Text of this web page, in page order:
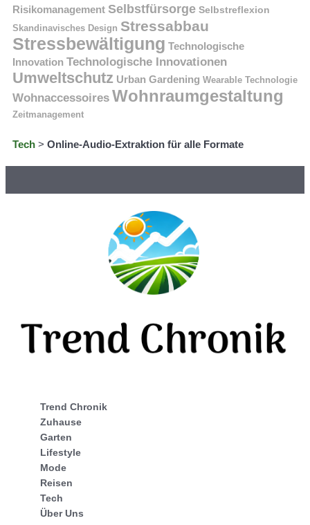
Risikomanagement Selbstfürsorge Selbstreflexion
Skandinavisches Design Stressabbau
Stressbewältigung Technologische
Innovation Technologische Innovationen
Umweltschutz Urban Gardening Wearable Technologie
Wohnaccessoires Wohnraumgestaltung
Zeitmanagement
Tech > Online-Audio-Extraktion für alle Formate
Trend Chronik
Zuhause
Garten
Lifestyle
Mode
Reisen
Tech
Über Uns